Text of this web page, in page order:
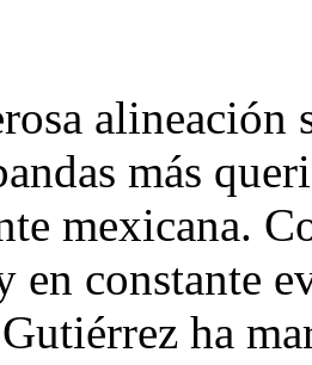
alineación
más
mexicana.
en constante
ha